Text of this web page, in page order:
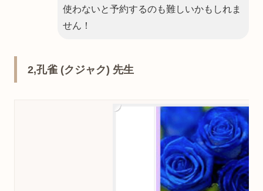
使わないと予約するのも難しいかもしれま
せん！
2,孔雀 (クジャク) 先生